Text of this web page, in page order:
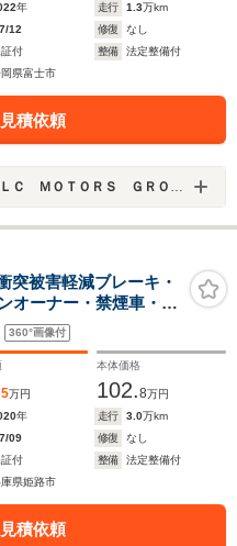
年 走行 1.3万km
12 修復
なし
付 整備
法定整備付
県富士市
積依頼
ＭＯＴＯＲＳ ＧＲＯＵＰ
被害軽減ブレーキ・
オーナー・禁煙車・フ
キー&プッシュスター
ング
360°画像付
5万円
本体価格
102.8万円
年 走行 3.0万km
09 修復
なし
付 整備
法定整備付
県姫路市
積依頼